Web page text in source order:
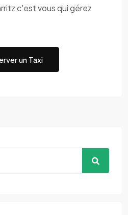
c'est vous qui gérez
un Taxi